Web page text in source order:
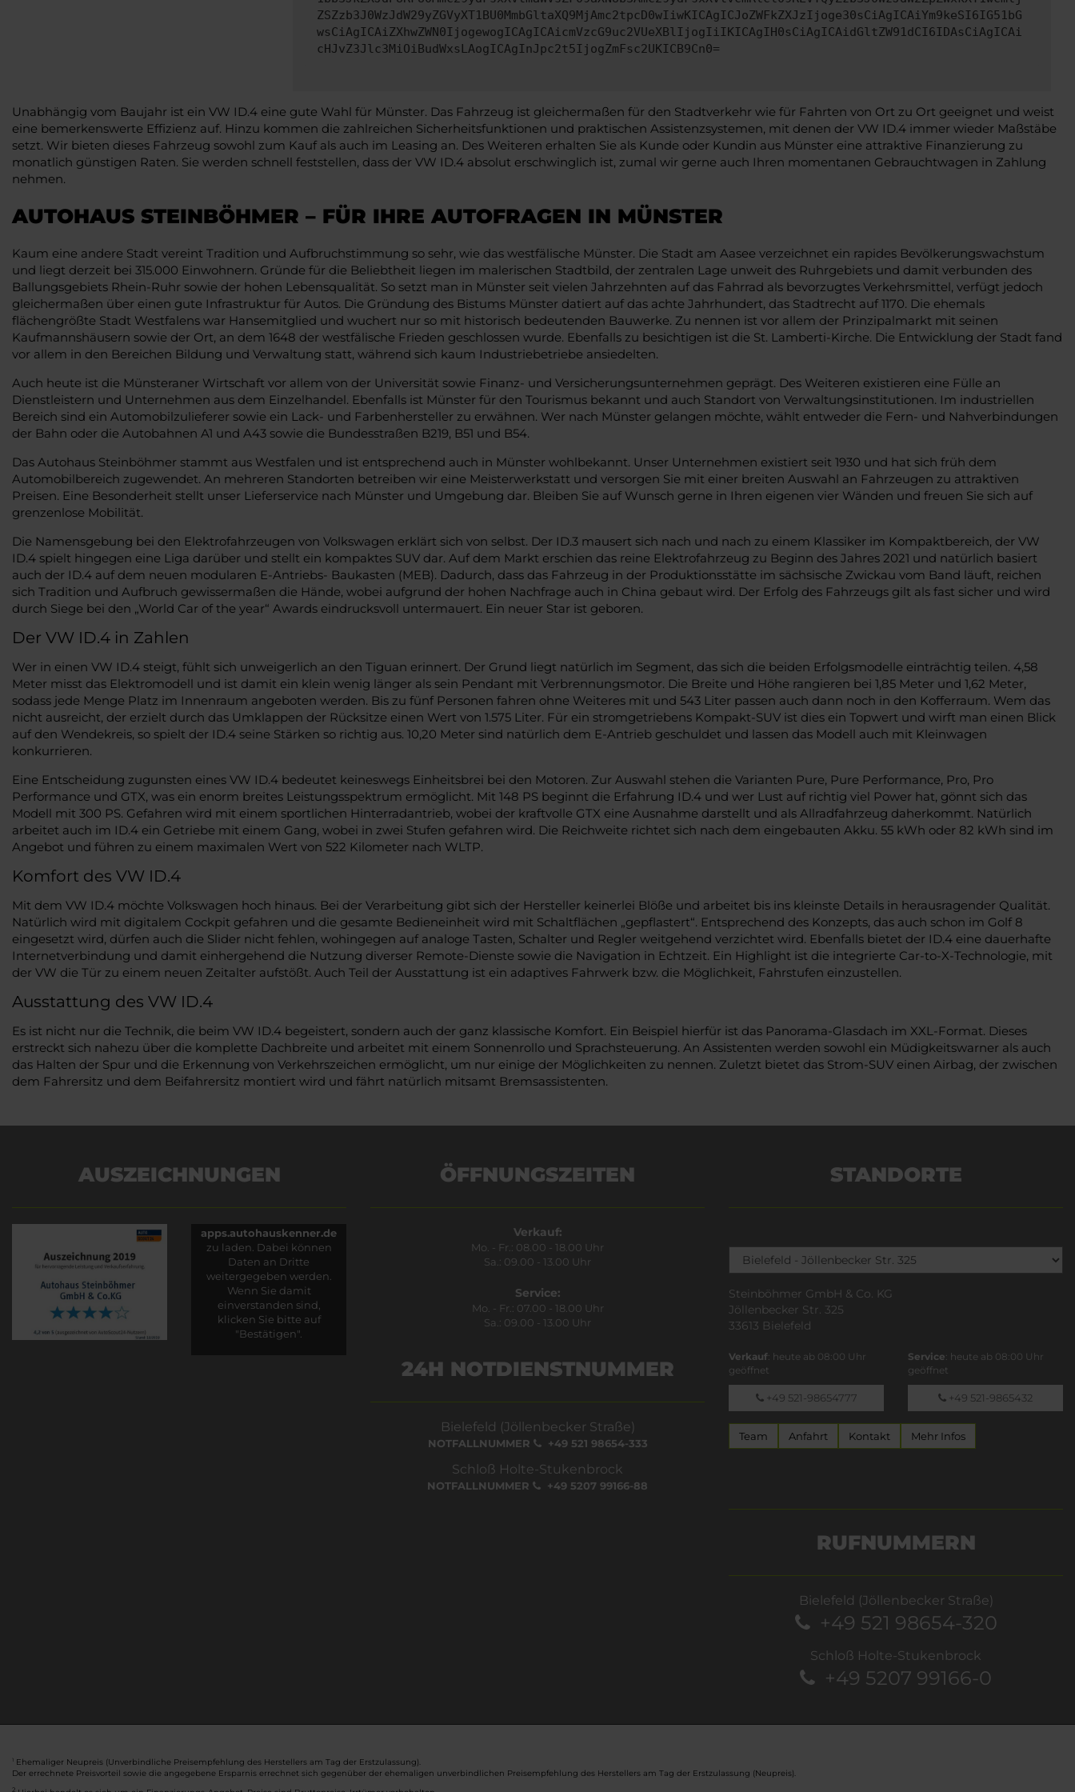
ZSZzb3J0WzJdW29yZGVyXT1BU0MmbGltaXQ9MjAmc2tpcD0wIiwKICAgICJoZWFkZXJzIjoge30sCiAgICAiYm9keSI6IG51bG
wsCiAgICAiZXhwZWN0IjogewogICAgICAicmVzcG9uc2VUeXBlIjogIiIKICAgIH0sCiAgICAidGltZW91dCI6IDAsCiAgICAi
cHJvZ3Jlc3MiOiBudWxsLAogICAgInJpc2t5IjogZmFsc2UKICB9Cn0=
Unabhängig vom Baujahr ist ein VW ID.4 eine gute Wahl für Münster. Das Fahrzeug ist gleichermaßen für den Stadtverkehr wie für Fahrten von Ort zu Ort geeignet und weist
eine bemerkenswerte Effizienz auf. Hinzu kommen die zahlreichen Sicherheitsfunktionen und praktischen Assistenzsystemen, mit denen der VW ID.4 immer wieder Maßstäbe
setzt. Wir bieten dieses Fahrzeug sowohl zum Kauf als auch im Leasing an. Des Weiteren erhalten Sie als Kunde oder Kundin aus Münster eine attraktive Finanzierung zu
monatlich günstigen Raten. Sie werden schnell feststellen, dass der VW ID.4 absolut erschwinglich ist, zumal wir gerne auch Ihren momentanen Gebrauchtwagen in Zahlung
nehmen.
AUTOHAUS STEINBÖHMER – FÜR IHRE AUTOFRAGEN IN MÜNSTER
Kaum eine andere Stadt vereint Tradition und Aufbruchstimmung so sehr, wie das westfälische Münster. Die Stadt am Aasee verzeichnet ein rapides Bevölkerungswachstum
und liegt derzeit bei 315.000 Einwohnern. Gründe für die Beliebtheit liegen im malerischen Stadtbild, der zentralen Lage unweit des Ruhrgebiets und damit verbunden des
Ballungsgebiets Rhein-Ruhr sowie der hohen Lebensqualität. So setzt man in Münster seit vielen Jahrzehnten auf das Fahrrad als bevorzugtes Verkehrsmittel, verfügt jedoch
gleichermaßen über einen gute Infrastruktur für Autos. Die Gründung des Bistums Münster datiert auf das achte Jahrhundert, das Stadtrecht auf 1170. Die ehemals
flächengrößte Stadt Westfalens war Hansemitglied und wuchert nur so mit historisch bedeutenden Bauwerke. Zu nennen ist vor allem der Prinzipalmarkt mit seinen
Kaufmannshäusern sowie der Ort, an dem 1648 der westfälische Frieden geschlossen wurde. Ebenfalls zu besichtigen ist die St. Lamberti-Kirche. Die Entwicklung der Stadt fand
vor allem in den Bereichen Bildung und Verwaltung statt, während sich kaum Industriebetriebe ansiedelten.
Auch heute ist die Münsteraner Wirtschaft vor allem von der Universität sowie Finanz- und Versicherungsunternehmen geprägt. Des Weiteren existieren eine Fülle an
Dienstleistern und Unternehmen aus dem Einzelhandel. Ebenfalls ist Münster für den Tourismus bekannt und auch Standort von Verwaltungsinstitutionen. Im industriellen
Bereich sind ein Automobilzulieferer sowie ein Lack- und Farbenhersteller zu erwähnen. Wer nach Münster gelangen möchte, wählt entweder die Fern- und Nahverbindungen
der Bahn oder die Autobahnen A1 und A43 sowie die Bundesstraßen B219, B51 und B54.
Das Autohaus Steinböhmer stammt aus Westfalen und ist entsprechend auch in Münster wohlbekannt. Unser Unternehmen existiert seit 1930 und hat sich früh dem
Automobilbereich zugewendet. An mehreren Standorten betreiben wir eine Meisterwerkstatt und versorgen Sie mit einer breiten Auswahl an Fahrzeugen zu attraktiven
Preisen. Eine Besonderheit stellt unser Lieferservice nach Münster und Umgebung dar. Bleiben Sie auf Wunsch gerne in Ihren eigenen vier Wänden und freuen Sie sich auf
grenzenlose Mobilität.
Die Namensgebung bei den Elektrofahrzeugen von Volkswagen erklärt sich von selbst. Der ID.3 mausert sich nach und nach zu einem Klassiker im Kompaktbereich, der VW
ID.4 spielt hingegen eine Liga darüber und stellt ein kompaktes SUV dar. Auf dem Markt erschien das reine Elektrofahrzeug zu Beginn des Jahres 2021 und natürlich basiert
auch der ID.4 auf dem neuen modularen E-Antriebs- Baukasten (MEB). Dadurch, dass das Fahrzeug in der Produktionsstätte im sächsische Zwickau vom Band läuft, reichen
sich Tradition und Aufbruch gewissermaßen die Hände, wobei aufgrund der hohen Nachfrage auch in China gebaut wird. Der Erfolg des Fahrzeugs gilt als fast sicher und wird
durch Siege bei den „World Car of the year“ Awards eindrucksvoll untermauert. Ein neuer Star ist geboren.
Der VW ID.4 in Zahlen
Wer in einen VW ID.4 steigt, fühlt sich unweigerlich an den Tiguan erinnert. Der Grund liegt natürlich im Segment, das sich die beiden Erfolgsmodelle einträchtig teilen. 4,58
Meter misst das Elektromodell und ist damit ein klein wenig länger als sein Pendant mit Verbrennungsmotor. Die Breite und Höhe rangieren bei 1,85 Meter und 1,62 Meter,
sodass jede Menge Platz im Innenraum angeboten werden. Bis zu fünf Personen fahren ohne Weiteres mit und 543 Liter passen auch dann noch in den Kofferraum. Wem das
nicht ausreicht, der erzielt durch das Umklappen der Rücksitze einen Wert von 1.575 Liter. Für ein stromgetriebens Kompakt-SUV ist dies ein Topwert und wirft man einen Blick
auf den Wendekreis, so spielt der ID.4 seine Stärken so richtig aus. 10,20 Meter sind natürlich dem E-Antrieb geschuldet und lassen das Modell auch mit Kleinwagen
konkurrieren.
Eine Entscheidung zugunsten eines VW ID.4 bedeutet keineswegs Einheitsbrei bei den Motoren. Zur Auswahl stehen die Varianten Pure, Pure Performance, Pro, Pro
Performance und GTX, was ein enorm breites Leistungsspektrum ermöglicht. Mit 148 PS beginnt die Erfahrung ID.4 und wer Lust auf richtig viel Power hat, gönnt sich das
Modell mit 300 PS. Gefahren wird mit einem sportlichen Hinterradantrieb, wobei der kraftvolle GTX eine Ausnahme darstellt und als Allradfahrzeug daherkommt. Natürlich
arbeitet auch im ID.4 ein Getriebe mit einem Gang, wobei in zwei Stufen gefahren wird. Die Reichweite richtet sich nach dem eingebauten Akku. 55 kWh oder 82 kWh sind im
Angebot und führen zu einem maximalen Wert von 522 Kilometer nach WLTP.
Komfort des VW ID.4
Mit dem VW ID.4 möchte Volkswagen hoch hinaus. Bei der Verarbeitung gibt sich der Hersteller keinerlei Blöße und arbeitet bis ins kleinste Details in herausragender Qualität.
Natürlich wird mit digitalem Cockpit gefahren und die gesamte Bedieneinheit wird mit Schaltflächen „gepflastert“. Entsprechend des Konzepts, das auch schon im Golf 8
eingesetzt wird, dürfen auch die Slider nicht fehlen, wohingegen auf analoge Tasten, Schalter und Regler weitgehend verzichtet wird. Ebenfalls bietet der ID.4 eine dauerhafte
Internetverbindung und damit einhergehend die Nutzung diverser Remote-Dienste sowie die Navigation in Echtzeit. Ein Highlight ist die integrierte Car-to-X-Technologie, mit
der VW die Tür zu einem neuen Zeitalter aufstößt. Auch Teil der Ausstattung ist ein adaptives Fahrwerk bzw. die Möglichkeit, Fahrstufen einzustellen.
Ausstattung des VW ID.4
Es ist nicht nur die Technik, die beim VW ID.4 begeistert, sondern auch der ganz klassische Komfort. Ein Beispiel hierfür ist das Panorama-Glasdach im XXL-Format. Dieses
erstreckt sich nahezu über die komplette Dachbreite und arbeitet mit einem Sonnenrollo und Sprachsteuerung. An Assistenten werden sowohl ein Müdigkeitswarner als auch
das Halten der Spur und die Erkennung von Verkehrszeichen ermöglicht, um nur einige der Möglichkeiten zu nennen. Zuletzt bietet das Strom-SUV einen Airbag, der zwischen
dem Fahrersitz und dem Beifahrersitz montiert wird und fährt natürlich mitsamt Bremsassistenten.
AUSZEICHNUNGEN
apps.autohauskenner.de
zu laden. Dabei können
Daten an Dritte
weitergegeben werden.
Wenn Sie damit
einverstanden sind,
klicken Sie bitte auf
"Bestätigen".
ÖFFNUNGSZEITEN
Verkauf:
Mo. - Fr.: 08.00 - 18.00 Uhr
Sa.: 09.00 - 13.00 Uhr
Service:
Mo. - Fr.: 07.00 - 18.00 Uhr
Sa.: 09.00 - 13.00 Uhr
24H NOTDIENSTNUMMER
Bielefeld (Jöllenbecker Straße)
NOTFALLNUMMER +49 521 98654-333
Schloß Holte-Stukenbrock
NOTFALLNUMMER +49 5207 99166-88
STANDORTE
Steinböhmer GmbH & Co. KG
Jöllenbecker Str. 325
33613 Bielefeld
Verkauf: heute ab 08:00 Uhr
geöffnet
+49 521-98654777
Service: heute ab 08:00 Uhr
geöffnet
+49 521-9865432
Team Anfahrt Kontakt Mehr Infos
RUFNUMMERN
Bielefeld (Jöllenbecker Straße)
+49 521 98654-320
Schloß Holte-Stukenbrock
+49 5207 99166-0
1 Ehemaliger Neupreis (Unverbindliche Preisempfehlung des Herstellers am Tag der Erstzulassung).
Der errechnete Preisvorteil sowie die angegebene Ersparnis errechnet sich gegenüber der ehemaligen unverbindlichen Preisempfehlung des Herstellers am Tag der Erstzulassung (Neupreis).
2